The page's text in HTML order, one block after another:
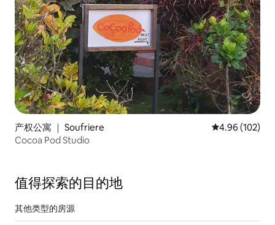
产权公寓 ｜ Soufriere 平均评分 4.96
4.96 (102)
Cocoa Pod Studio
值得探索的目的地
其他类型的房源